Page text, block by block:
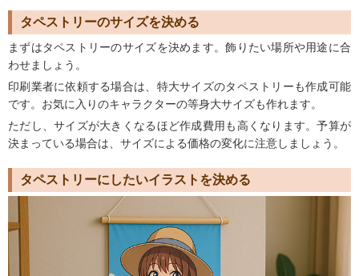
タペストリーのサイズを決める
まずはタペストリーのサイズを決めます。飾りたい場所や用途に合
わせましょう。
印刷業者に依頼する場合は、特大サイズのタペストリーも作成可能
です。お気に入りのキャラクターの等身大サイズも作れます。
ただし、サイズが大きくなるほど作成費用も高くなります。予算が
決まっている場合は、サイズによる価格の変化に注意しましょう。
タペストリーにしたいイラストを決める